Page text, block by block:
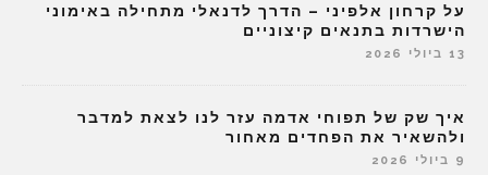
על קרחון אלפיני – הדרך לדנאלי מתחילה באימוני
הישרדות בתנאים קיצוניים
13 ביולי 2026
איך שק של תפוחי אדמה עזר לנו לצאת למדבר
ולהשאיר את הפחדים מאחור
9 ביולי 2026